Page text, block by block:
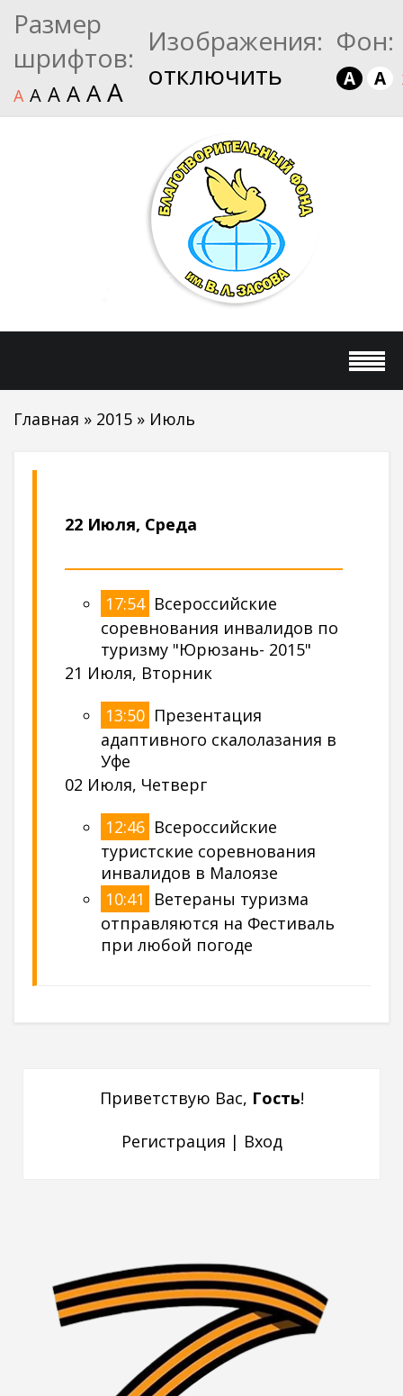
Размер
шрифтов:
A A A A AA
Изображения:
отключить
Фон:
A A
Главная » 2015 » Июль
22 Июля, Среда
17:54 Всероссийские
соревнования инвалидов по
туризму "Юрюзань- 2015"
21 Июля, Вторник
13:50 Презентация
адаптивного скалолазания в
Уфе
02 Июля, Четверг
12:46 Всероссийские
туристские соревнования
инвалидов в Малоязе
10:41
Ветераны туризма
отправляются на Фестиваль
при любой погоде
Приветствую Вас, Гость!
Регистрация | Вход